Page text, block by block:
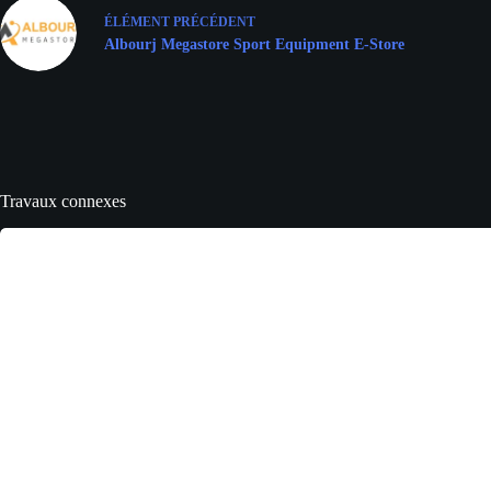
ÉLÉMENT PRÉCÉDENT
Albourj Megastore Sport Equipment E-Store
Travaux connexes